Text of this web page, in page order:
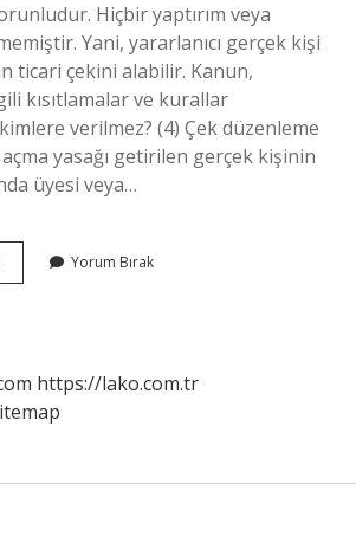
Hiçbir yaptırım veya
Yani, yararlanıcı gerçek kişi
ticari çekini alabilir. Kanun,
kısıtlamalar ve kurallar
verilmez? (4) Çek düzenleme
açma yasağı getirilen gerçek kişinin
üyesi veya…
Şahıslar
Yorum Bırak
https://lako.com.tr